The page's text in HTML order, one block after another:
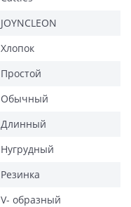
JOYNCLEON
Хлопок
Простой
Обычный
Длинный
Нугрудный
Резинка
V- образный